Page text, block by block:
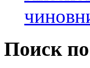
Поиск